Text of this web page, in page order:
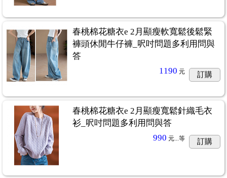
春桃棉花糖衣e 2月顯瘦軟寬鬆後鬆緊
褲頭休閒牛仔褲_呎吋問題多利用問與
答
1190 元 訂購
春桃棉花糖衣e 2月顯瘦寬鬆針織毛衣
衫_呎吋問題多利用問與答
990 元...等 訂購